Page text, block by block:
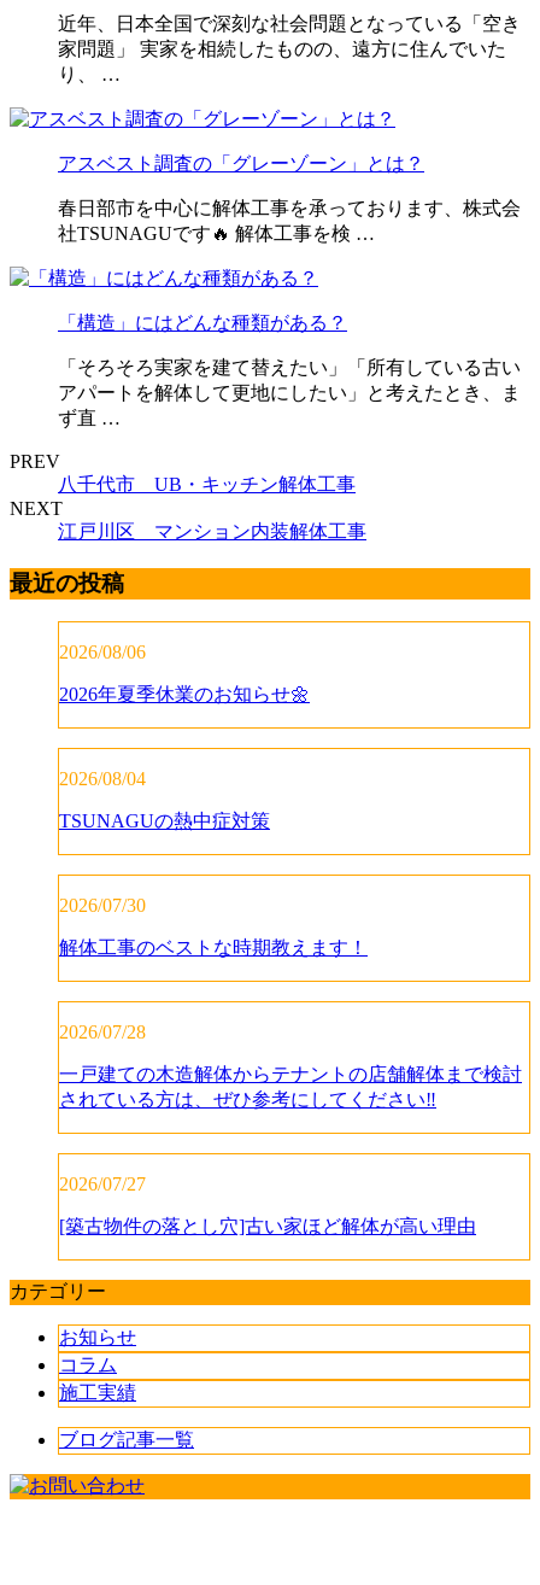
近年、日本全国で深刻な社会問題となっている「空き
家問題」 実家を相続したものの、遠方に住んでいた
り、 …
アスベスト調査の「グレーゾーン」とは？
春日部市を中心に解体工事を承っております、株式会
社TSUNAGUです🔥 解体工事を検 …
「構造」にはどんな種類がある？
「そろそろ実家を建て替えたい」「所有している古い
アパートを解体して更地にしたい」と考えたとき、ま
ず直 …
PREV
八千代市 UB・キッチン解体工事
NEXT
江戸川区 マンション内装解体工事
最近の投稿
2026/08/06
2026年夏季休業のお知らせ🌼
2026/08/04
TSUNAGUの熱中症対策
2026/07/30
解体工事のベストな時期教えます！
2026/07/28
一戸建ての木造解体からテナントの店舗解体まで検討
されている方は、ぜひ参考にしてください‼️
2026/07/27
[築古物件の落とし穴]古い家ほど解体が高い理由
カテゴリー
お知らせ
コラム
施工実績
ブログ記事一覧